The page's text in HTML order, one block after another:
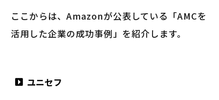
ここからは、Amazonが公表している「AMCを
活用した企業の成功事例」を紹介します。
ユニセフ